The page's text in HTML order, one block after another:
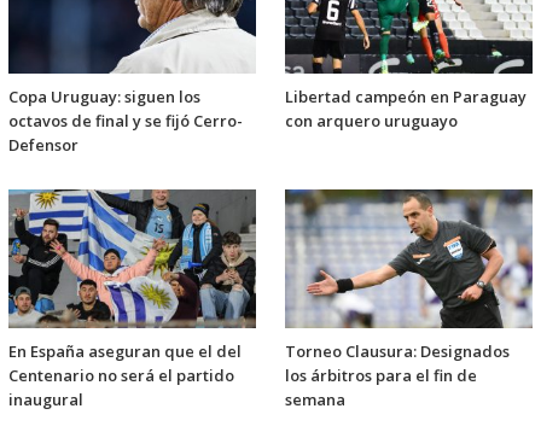
Copa Uruguay: siguen los
octavos de final y se fijó Cerro-
Defensor
Libertad campeón en Paraguay
con arquero uruguayo
En España aseguran que el del
Centenario no será el partido
inaugural
Torneo Clausura: Designados
los árbitros para el fin de
semana